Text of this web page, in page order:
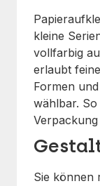
kleine
vollfarbig
erlaubt
Formen
wählbar.
Sie können